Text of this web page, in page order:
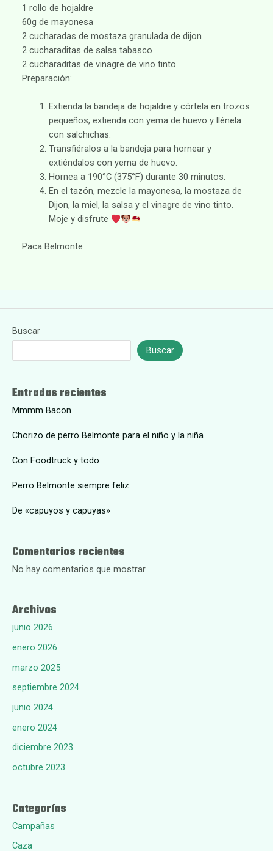
1 rollo de hojaldre
60g de mayonesa
2 cucharadas de mostaza granulada de dijon
2 cucharaditas de salsa tabasco
2 cucharaditas de vinagre de vino tinto
Preparación:
Extienda la bandeja de hojaldre y córtela en trozos
pequeños, extienda con yema de huevo y llénela
con salchichas.
Transfiéralos a la bandeja para hornear y
extiéndalos con yema de huevo.
Hornea a 190°C (375°F) durante 30 minutos.
En el tazón, mezcle la mayonesa, la mostaza de
Dijon, la miel, la salsa y el vinagre de vino tinto.
Moje y disfrute
Paca Belmonte
Buscar
Buscar
Entradas recientes
Mmmm Bacon
Chorizo de perro Belmonte para el niño y la niña
Con Foodtruck y todo
Perro Belmonte siempre feliz
De «capuyos y capuyas»
Comentarios recientes
No hay comentarios que mostrar.
Archivos
junio 2026
enero 2026
marzo 2025
septiembre 2024
junio 2024
enero 2024
diciembre 2023
octubre 2023
Categorías
Campañas
Caza